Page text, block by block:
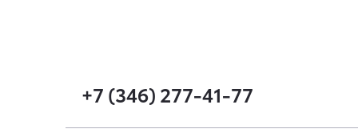
+7 (346) 277-41-77